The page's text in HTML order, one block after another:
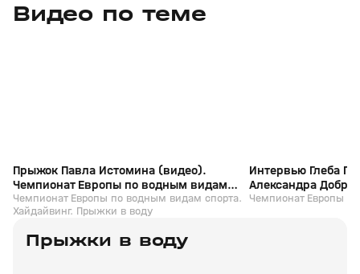
Видео по теме
07 авг, 19:05
Прыжок Павла Истомина (видео).
Чемпионат Европы по водным видам
спорта. Хайдайвинг. Прыжки в воду
Чемпионат Европы по водным видам спорта.
Хайдайвинг. Прыжки в воду
Интервью Глеба
Александра
Чемпионат
Чемпионат Европы
Прыжки в воду